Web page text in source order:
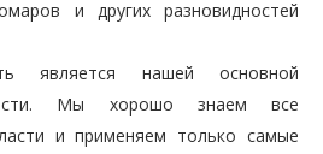
и других разновидностей
является нашей основной
Мы хорошо знаем все
и применяем только самые